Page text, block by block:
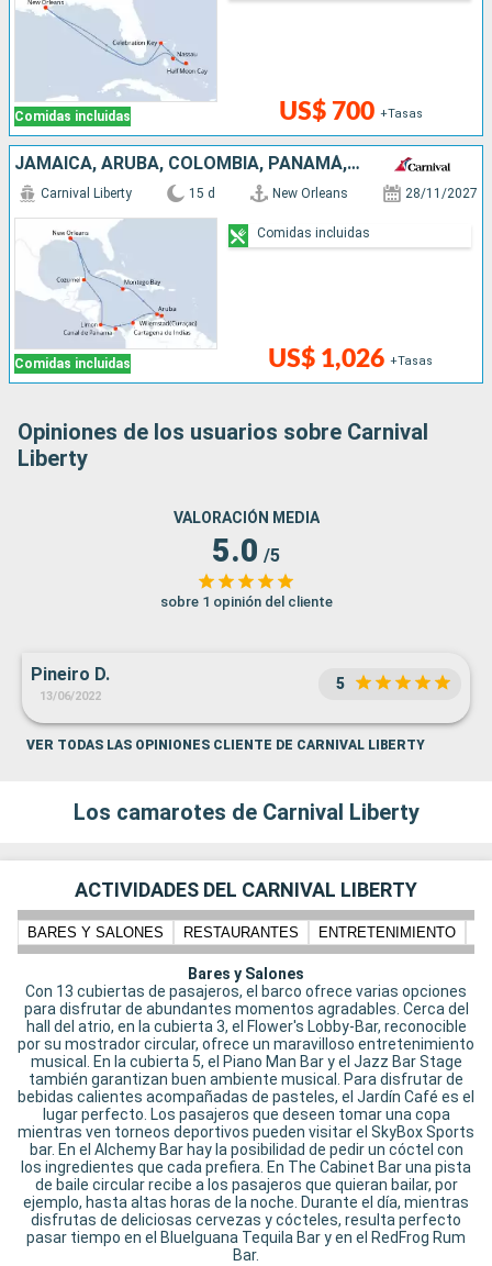
Comidas incluidas US$ 700 +Tasas
JAMAICA, ARUBA, COLOMBIA, PANAMÁ, COSTA RICA, MÉXICO, ESTADOS UNIDOS
Comidas incluidas
Carnival Liberty 15 d New Orleans 28/11/2027
US$ 1,026 +Tasas
Comidas incluidas
Opiniones de los usuarios sobre Carnival
Liberty
VALORACIÓN MEDIA
5.0 /5
sobre 1 opinión del cliente
Pineiro D.
13/06/2022
5
VER TODAS LAS OPINIONES CLIENTE DE CARNIVAL LIBERTY
Los camarotes de Carnival Liberty
ACTIVIDADES DEL CARNIVAL LIBERTY
BARES Y SALONES RESTAURANTES ENTRETENIMIENTO
Bares y Salones
Con 13 cubiertas de pasajeros, el barco ofrece varias opciones
para disfrutar de abundantes momentos agradables. Cerca del
hall del atrio, en la cubierta 3, el Flower's Lobby-Bar, reconocible
por su mostrador circular, ofrece un maravilloso entretenimiento
musical. En la cubierta 5, el Piano Man Bar y el Jazz Bar Stage
también garantizan buen ambiente musical. Para disfrutar de
bebidas calientes acompañadas de pasteles, el Jardín Café es el
lugar perfecto. Los pasajeros que deseen tomar una copa
mientras ven torneos deportivos pueden visitar el SkyBox Sports
bar. En el Alchemy Bar hay la posibilidad de pedir un cóctel con
los ingredientes que cada prefiera. En The Cabinet Bar una pista
de baile circular recibe a los pasajeros que quieran bailar, por
ejemplo, hasta altas horas de la noche. Durante el día, mientras
disfrutas de deliciosas cervezas y cócteles, resulta perfecto
pasar tiempo en el BlueIguana Tequila Bar y en el RedFrog Rum
Bar.